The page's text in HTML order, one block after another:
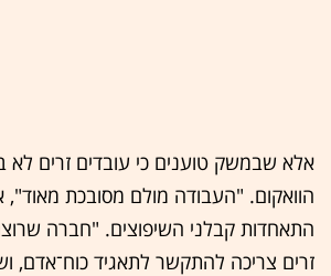
אלא שבמשק טוענים כי עובדים זרים לא
הוואקום. "העבודה מולם מסובכת מאוד",
התאחדות קבלני השיפוצים. "חברה
זרים צריכה להתקשר לתאגיד כוח־אדם,